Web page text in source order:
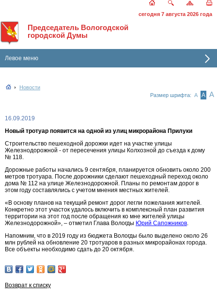
сегодня 7 августа 2026 года
Председатель Вологодской
городской Думы
Левое меню
Новости
Размер шрифта: А А А
16.09.2019
Новый тротуар появится на одной из улиц микрорайона Прилуки
Строительство пешеходной дорожки идет на участке улицы
Железнодорожной - от пересечения улицы Колхозной до съезда к дому
№ 118.
Дорожные работы начались 9 сентября, планируется обновить около 200
метров тротуара. После дорожники сделают пешеходный переход около
дома № 112 на улице Железнодорожной. Планы по ремонтам дорог в
этом году составлялись с учетом мнения местных жителей.
«В основу планов на текущий ремонт дорог легли пожелания жителей.
Конкретно этот участок удалось включить в комплексный план развития
территории на этот год после обращения ко мне жителей улицы
Железнодорожной», – отметил Глава Вологды Юрий Сапожников.
Напомним, что в 2019 году из бюджета Вологды было выделено около 26
млн рублей на обновление 20 тротуаров в разных микрорайонах города.
Все объекты необходимо сдать до 20 октября.
Возврат к списку